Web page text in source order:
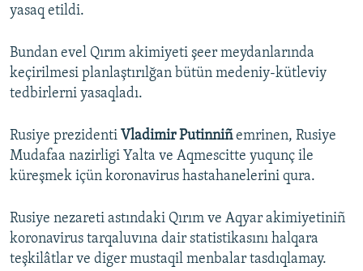
yasaq etildi.
Bundan evel Qırım akimiyeti şeer meydanlarında
keçirilmesi planlaştırılğan bütün medeniy-kütleviy
tedbirlerni yasaqladı.
Rusiye prezidenti Vladimir Putinniñemrinen, Rusiye
Mudafaa nazirligi Yalta ve Aqmescitte yuqunç ile
küreşmek içün koronavirus hastahanelerini qura.
Rusiye nezareti astındaki Qırım ve Aqyar akimiyetiniñ
koronavirus tarqaluvına dair statistikasını halqara
teşkilâtlar ve diger mustaqil menbalar tasdıqlamay.